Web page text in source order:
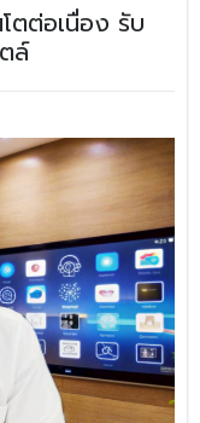
ตต่อเนื่อง รับ
ล์